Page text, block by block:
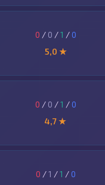
0 / 0 /1 /0
5,0 ★
0 / 0 /1 /0
4,7 ★
0 /1 /1 /0